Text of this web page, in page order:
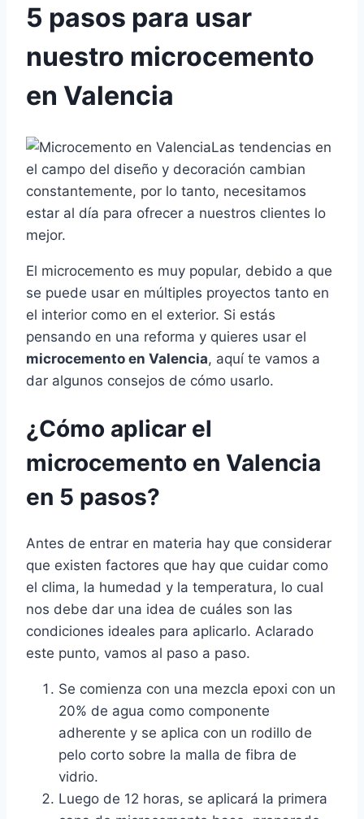
5 pasos para usar
nuestro microcemento
en Valencia
Las tendencias en
el campo del diseño y decoración cambian
constantemente, por lo tanto, necesitamos
estar al día para ofrecer a nuestros clientes lo
mejor.
El microcemento es muy popular, debido a que
se puede usar en múltiples proyectos tanto en
el interior como en el exterior. Si estás
pensando en una reforma y quieres usar el
microcemento en Valencia, aquí te vamos a
dar algunos consejos de cómo usarlo.
¿Cómo aplicar el
microcemento en Valencia
en 5 pasos?
Antes de entrar en materia hay que considerar
que existen factores que hay que cuidar como
el clima, la humedad y la temperatura, lo cual
nos debe dar una idea de cuáles son las
condiciones ideales para aplicarlo. Aclarado
este punto, vamos al paso a paso.
Se comienza con una mezcla epoxi con un
20% de agua como componente
adherente y se aplica con un rodillo de
pelo corto sobre la malla de fibra de
vidrio.
Luego de 12 horas, se aplicará la primera